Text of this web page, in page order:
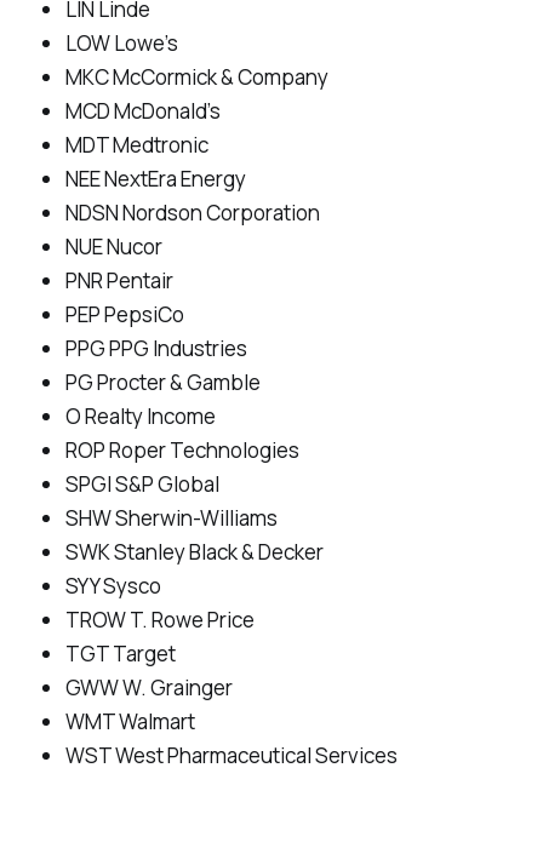
LIN Linde
LOW Lowe’s
MKC McCormick & Company
MCD McDonald’s
MDT Medtronic
NEE NextEra Energy
NDSN Nordson Corporation
NUE Nucor
PNR Pentair
PEP PepsiCo
PPG PPG Industries
PG Procter & Gamble
O Realty Income
ROP Roper Technologies
SPGI S&P Global
SHW Sherwin-Williams
SWK Stanley Black & Decker
SYY Sysco
TROW T. Rowe Price
TGT Target
GWW W. Grainger
WMT Walmart
WST West Pharmaceutical Services